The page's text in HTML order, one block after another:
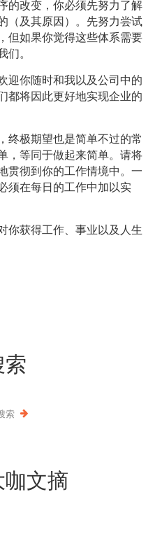
的改变，你必须先努力了解
（及其原因）。先努力尝试
但如果你觉得这些体系需要
们。
迎你随时和我以及公司中的
都将因此更好地实现企业的
终极期望也是简单不过的常
，等同于做起来简单。请将
贯彻到你的工作情境中。一
须在每日的工作中加以实
你获得工作、事业以及人生
索
咖文摘